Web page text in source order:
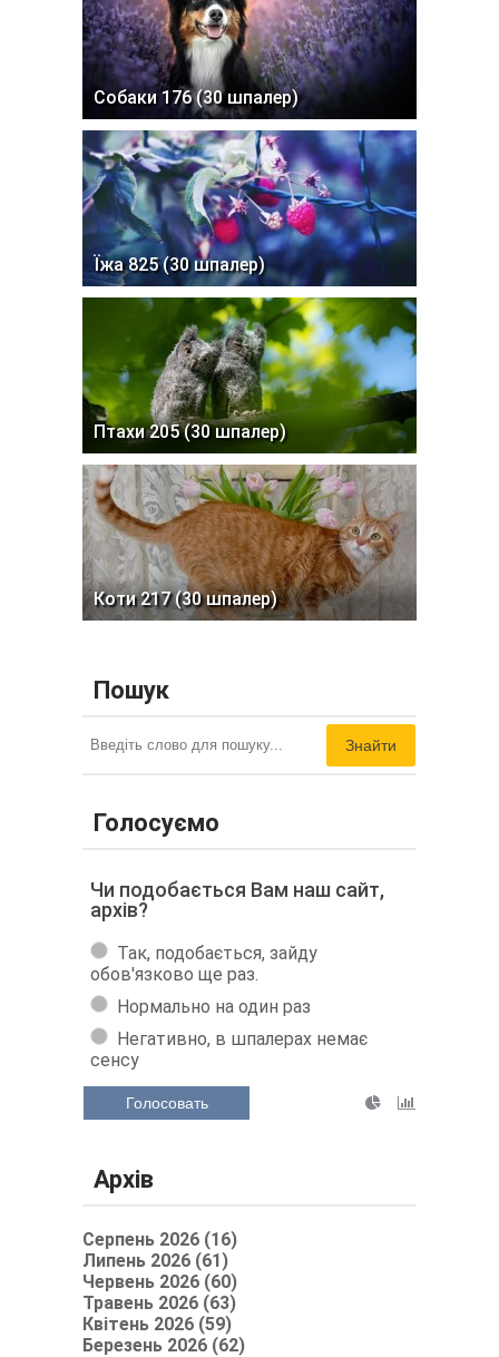
Собаки 176 (30 шпалер)
Їжа 825 (30 шпалер)
Птахи 205 (30 шпалер)
Коти 217 (30 шпалер)
Пошук
Знайти
Голосуємо
Чи подобається Вам наш сайт,
архів?
Так, подобається, зайду
обов'язково ще раз.
Нормально на один раз
Негативно, в шпалерах немає
сенсу
Голосовать
Архів
Серпень 2026 (16)
Липень 2026 (61)
Червень 2026 (60)
Травень 2026 (63)
Квітень 2026 (59)
Березень 2026 (62)